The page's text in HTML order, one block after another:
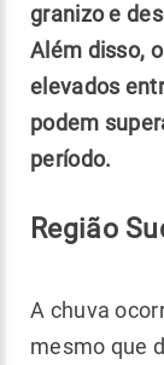
granizo e
Além disso,
elevados
podem
período.
Região
A chuva
mesmo que